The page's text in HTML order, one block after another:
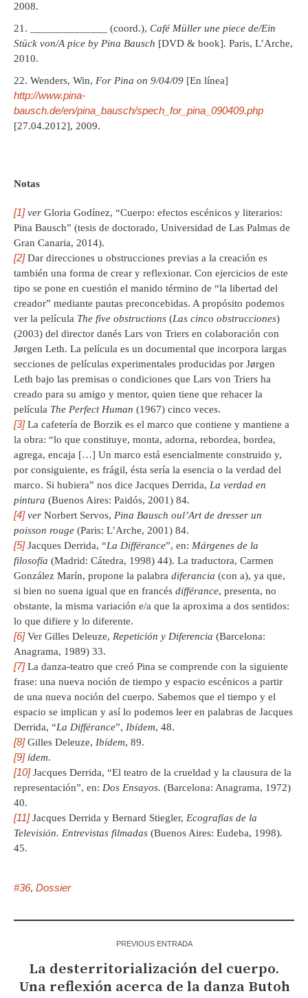
2008.
______________ (coord.), Café Müller une piece de/Ein
Stück von/A pice by Pina Bausch [DVD & book]. Paris, L’Arche,
2010.
Wenders, Win, For Pina on 9/04/09 [En línea]
http://www.pina-
bausch.de/en/pina_bausch/spech_for_pina_090409.php
[27.04.2012], 2009.
Notas
[1] ver Gloria Godínez, “Cuerpo: efectos escénicos y literarios:
Pina Bausch” (tesis de doctorado, Universidad de Las Palmas de
Gran Canaria, 2014).
[2]Dar direcciones u obstrucciones previas a la creación es
también una forma de crear y reflexionar. Con ejercicios de este
tipo se pone en cuestión el manido término de “la libertad del
creador” mediante pautas preconcebidas. A propósito podemos
ver la película The five obstructions (Las cinco obstrucciones)
(2003) del director danés Lars von Triers en colaboración con
Jørgen Leth. La película es un documental que incorpora largas
secciones de películas experimentales producidas por Jørgen
Leth bajo las premisas o condiciones que Lars von Triers ha
creado para su amigo y mentor, quien tiene que rehacer la
película The Perfect Human (1967) cinco veces.
[3]La cafetería de Borzik es el marco que contiene y mantiene a
la obra: “lo que constituye, monta, adorna, rebordea, bordea,
agrega, encaja […] Un marco está esencialmente construido y,
por consiguiente, es frágil, ésta sería la esencia o la verdad del
marco. Si hubiera” nos dice Jacques Derrida, La verdad en
pintura (Buenos Aires: Paidós, 2001) 84.
[4] ver Norbert Servos, Pina Bausch oul’Art de dresser un
poisson rouge (Paris: L’Arche, 2001) 84.
[5]Jacques Derrida, “La Différance”, en: Márgenes de la
filosofía (Madrid: Cátedra, 1998) 44). La traductora, Carmen
González Marín, propone la palabra diferancia (con a), ya que,
si bien no suena igual que en francés différance, presenta, no
obstante, la misma variación e/a que la aproxima a dos sentidos:
lo que difiere y lo diferente.
[6]Ver Gilles Deleuze, Repetición y Diferencia (Barcelona:
Anagrama, 1989) 33.
[7]La danza-teatro que creó Pina se comprende con la siguiente
frase: una nueva noción de tiempo y espacio escénicos a partir
de una nueva noción del cuerpo. Sabemos que el tiempo y el
espacio se implican y así lo podemos leer en palabras de Jacques
Derrida, “La Différance”, Ibídem, 48.
[8]Gilles Deleuze, Ibídem, 89.
[9] ídem.
[10]Jacques Derrida, “El teatro de la crueldad y la clausura de la
representación”, en: Dos Ensayos. (Barcelona: Anagrama, 1972)
40.
[11]Jacques Derrida y Bernard Stiegler, Ecografías de la
Televisión. Entrevistas filmadas (Buenos Aires: Eudeba, 1998).
45.
#36, Dossier
PREVIOUS ENTRADA
La desterritorialización del cuerpo.
Una reflexión acerca de la danza Butoh